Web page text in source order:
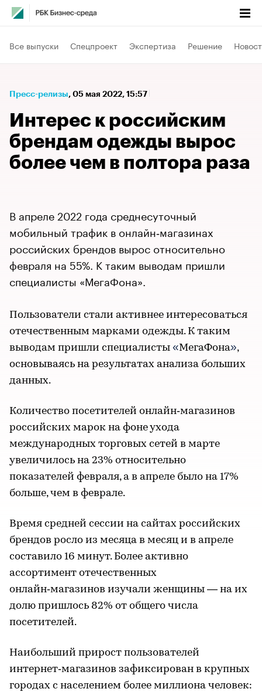
Все выпуски Спецпроект Экспертиза Решение
Пресс-релизы⁠, 05 мая 2022, 15:57
Интерес к российским
брендам одежды вырос
более чем в полтора раза
В апреле 2022 года среднесуточный
мобильный трафик в онлайн‑магазинах
российских брендов вырос относительно
февраля на 55%. К таким выводам пришли
специалисты «МегаФона».
Пользователи стали активнее интересоваться
отечественным марками одежды. К таким
выводам пришли специалисты «МегаФона»,
основываясь на результатах анализа больших
данных.
Количество посетителей онлайн‑магазинов
российских марок на фоне ухода
международных торговых сетей в марте
увеличилось на 23% относительно
показателей февраля, а в апреле было на 17%
больше, чем в феврале.
Время средней сессии на сайтах российских
брендов росло из месяца в месяц и в апреле
составило 16 минут. Более активно
ассортимент отечественных
онлайн‑магазинов изучали женщины — на их
долю пришлось 82% от общего числа
посетителей.
Наибольший прирост пользователей
интернет‑магазинов зафиксирован в крупных
городах с населением более миллиона человек: